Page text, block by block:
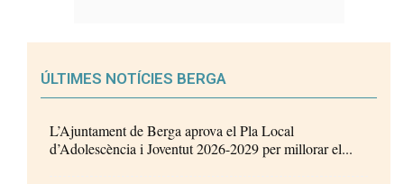
ÚLTIMES NOTÍCIES BERGA
L’Ajuntament de Berga aprova el Pla Local
d’Adolescència i Joventut 2026-2029 per millorar el...